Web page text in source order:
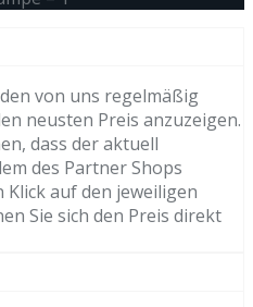
von uns regelmäßig
neusten Preis anzuzeigen.
dass der aktuell
des Partner Shops
auf den jeweiligen
Sie sich den Preis direkt